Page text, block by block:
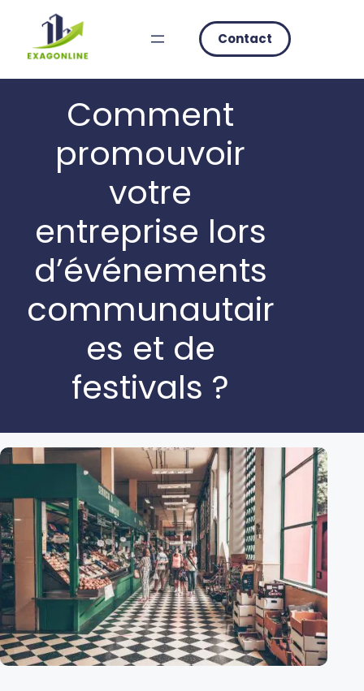
content
Contact
Comment
promouvoir
votre
entreprise lors
d’événements
communautair
es et de
festivals ?